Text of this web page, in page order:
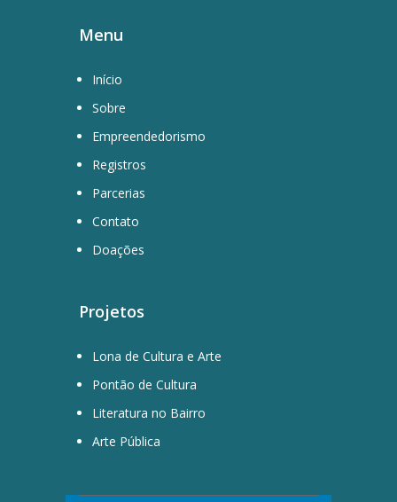
Menu
Início
Sobre
Empreendedorismo
Registros
Parcerias
Contato
Doações
Projetos
Lona de Cultura e Arte
Pontão de Cultura
Literatura no Bairro
Arte Pública